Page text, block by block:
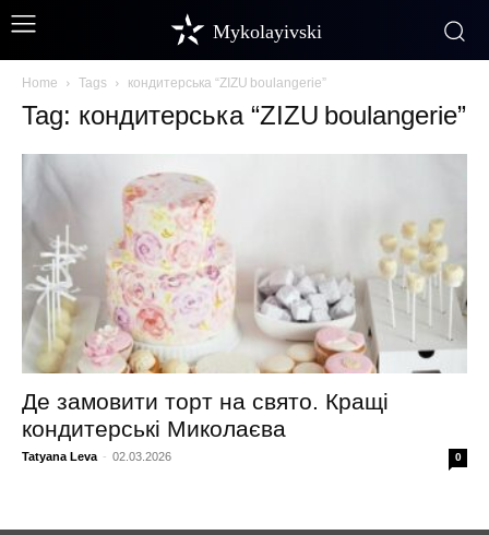
Mykolayivski
Home Tags кондитерська “ZIZU boulangerie”
Tag: кондитерська “ZIZU boulangerie”
Де замовити торт на свято. Кращі
кондитерські Миколаєва
Tatyana Leva - 02.03.2026 0